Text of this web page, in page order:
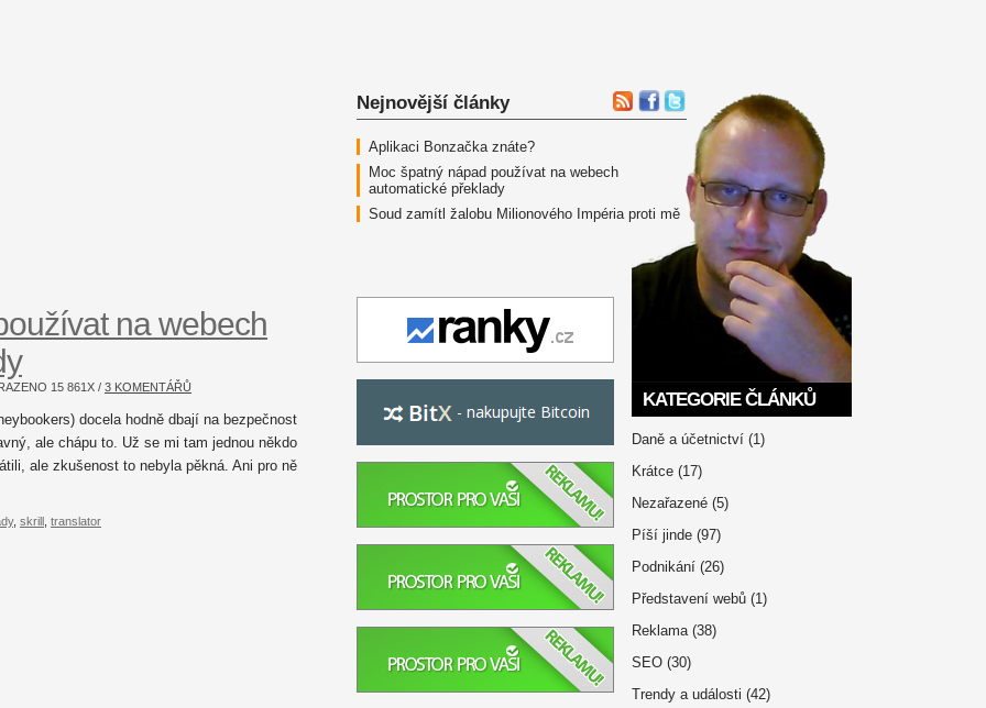
Nejnovější články
Aplikaci Bonzačka znáte?
Moc špatný nápad používat na webech
automatické překlady
Soud zamítl žalobu Milionového Impéria proti mě
KATEGORIE ČLÁNKŮ
Daně a účetnictví (1)
Krátce (17)
Nezařazené (5)
Píší jinde (97)
Podnikání (26)
Představení webů (1)
Reklama(38)
SEO (30)
Trendy a události (42)
na webech
15 861X / 3 KOMENTÁŘŮ
docela hodně dbají na bezpečnost
ale chápu to. Už se mi tam jednou někdo
ale zkušenost to nebyla pěkná. Ani pro ně
, skrill , translator